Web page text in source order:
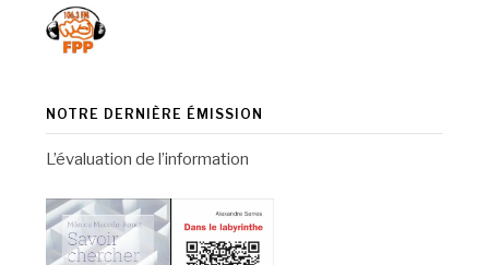
NOTRE DERNIÈRE ÉMISSION
L’évaluation de l’information